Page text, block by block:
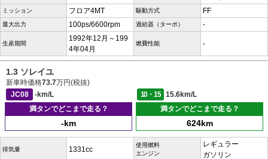
ミッション フロア4MT 駆動方式 FF
最大出力 100ps/6600rpm 過給器（ターボ） -
生産期間
1992年12月～199
4年04月
燃費性能 -
1.3 ソレイユ
新車時価格73.7万円(税抜)
JC08
-km/L 10・15
15.6km/L
満タンでどこまで走る？
-km
満タンでどこまで走る？
624km
排気量 1331cc
使用燃料
エンジン
レギュラー
ガソリン